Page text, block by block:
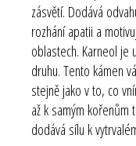
zásvětí. Dodává
rozhání apatii a
oblastech. Karneol je
druhu. Tento kámen
stejně jako v to, co
až k samým
dodává sílu k